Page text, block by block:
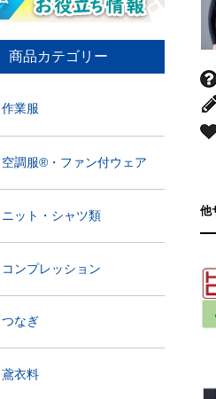
商品カテゴリー
作業服
空調服®・ファン付ウェア
ニット・シャツ類
コンプレッション
つなぎ
鳶衣料
他